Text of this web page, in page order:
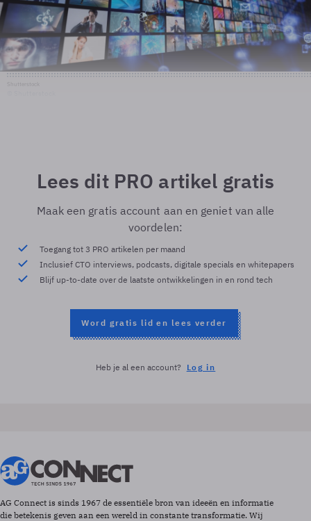
Lees dit PRO artikel gratis
Maak een gratis account aan en geniet van alle
voordelen:
Toegang tot 3 PRO artikelen per maand
Inclusief CTO interviews, podcasts, digitale specials en whitepapers
Blijf up-to-date over de laatste ontwikkelingen in en rond tech
Word gratis lid en lees verder
Heb je al een account? Log in
AG Connect is sinds 1967 de essentiële bron van ideeën en informatie
die betekenis geven aan een wereld in constante transformatie. Wij